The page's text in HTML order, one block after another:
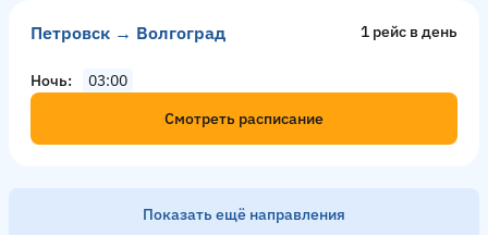
Петровск → Волгоград 1 рейс в день
Ночь
03:00
Смотреть расписание
Показать ещё направления